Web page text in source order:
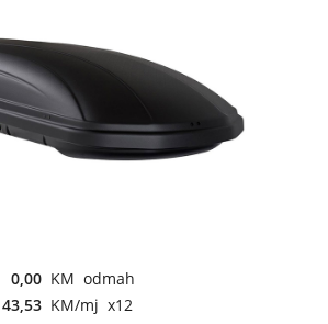
0,00 KM odmah
43,53 KM/mj x12